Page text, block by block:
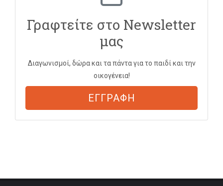
Γραφτείτε στο Newsletter
μας
Διαγωνισμοί, δώρα και τα πάντα για το παιδί και την
οικογένεια!
ΕΓΓΡΑΦΗ